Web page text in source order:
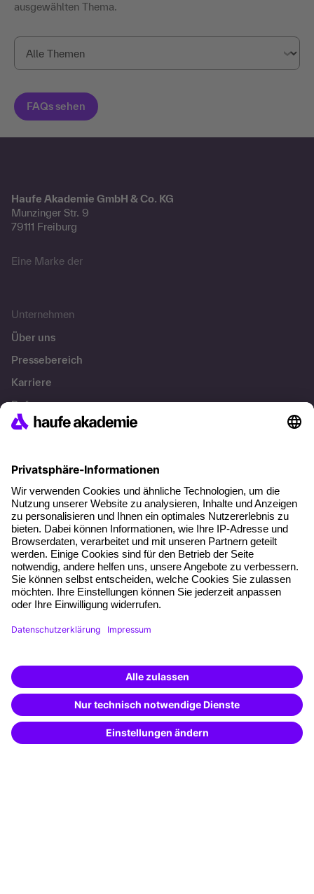
ausgewählten Thema.
Haufe Akademie GmbH & Co. KG
Munzinger Str. 9
79111 Freiburg
Eine Marke der
Unternehmen
Über uns
Pressebereich
Karriere
Referenzen
Soziale Verantwortung
Über unser Angebot
Planungssicherheit
Freie Seminarplätze
Qualitätsstandards
Planung und Locations
Fördermöglichkeiten
Weiterbildungs-App
Besondere Angebote
Potenzialanalyse
Transfercoaching
Weiterbildung finden -
mit KI-Power!
Beschreibe was du suchst und erhalte
passende Weiterbildungen vomKI-Berater
– schnell und treffsicher.